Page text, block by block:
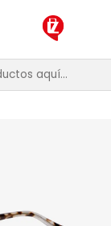
antes de que
Lentes
Hawkers